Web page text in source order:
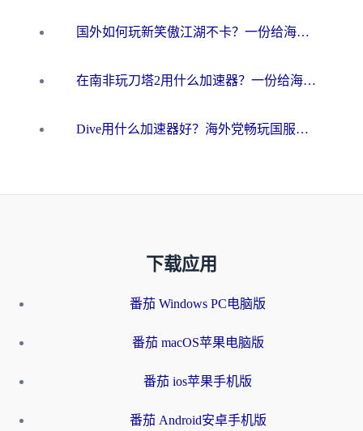
国外如何玩新笑傲江湖不卡？一份给海外游子的终极网络指南
在南非玩刀塔2用什么加速器？一份给海外游子的终极生存指南
Dive用什么加速器好？海外党畅玩国服游戏的终极避坑指南
下载应用
番茄 Windows PC电脑版
番茄 macOS苹果电脑版
番茄 ios苹果手机版
番茄 Android安卓手机版